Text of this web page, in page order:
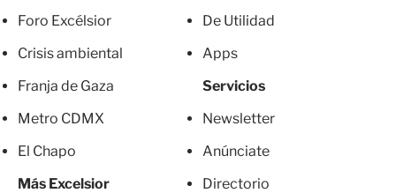
Foro Excélsior
Crisis ambiental
Franja de Gaza
Metro CDMX
El Chapo
Más Excelsior
De Utilidad
Apps
Servicios
Newsletter
Anúnciate
Directorio